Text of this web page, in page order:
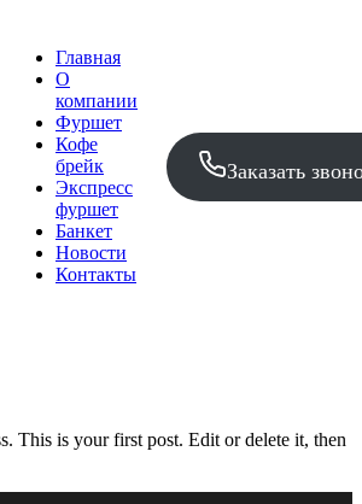
Главная
О
компании
Фуршет
Кофе
брейк
Экспресс
фуршет
Банкет
Новости
Контакты
Заказать
This is your first post. Edit or delete it, then